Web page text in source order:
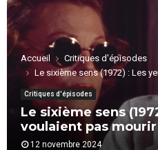
Accueil
Critiques d'épisodes
Le sixième sens (1972) : Les
Critiques d'épisodes
Le sixième sens
voulaient pas mourir
12 novembre 2024